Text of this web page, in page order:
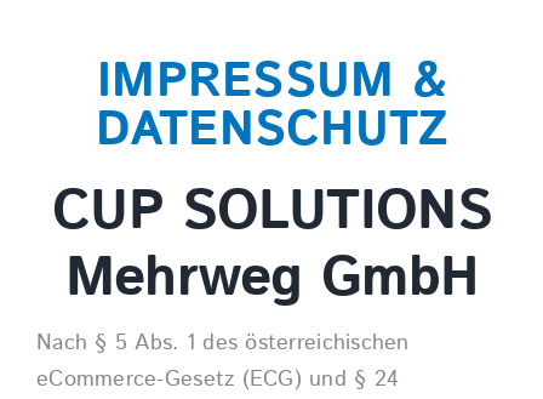
IMPRESSUM &
DATENSCHUTZ
CUP SOLUTIONS
Mehrweg GmbH
Nach § 5 Abs. 1 des österreichischen
eCommerce-Gesetz (ECG) und § 24